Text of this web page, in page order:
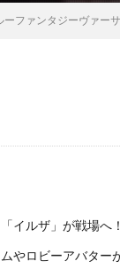
ーファンタジーヴァー
イルザ」が戦場へ！
やロビーアバター